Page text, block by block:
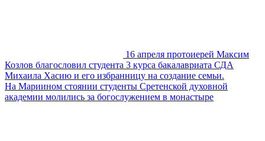
16 апреля протоиерей Максим
Козлов благословил студента 3 курса бакалавриата СДА
Михаила Хасию и его избранницу на создание семьи.
На Мариином стоянии студенты Сретенской духовной
академии молились за богослужением в монастыре